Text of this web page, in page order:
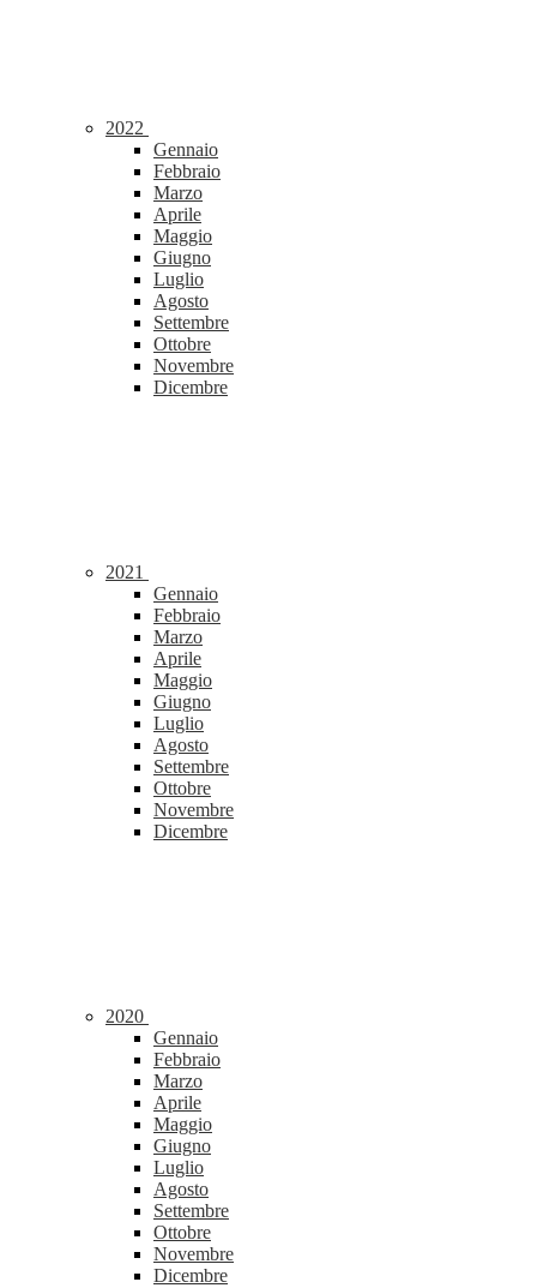
2022
Gennaio
Febbraio
Marzo
Aprile
Maggio
Giugno
Luglio
Agosto
Settembre
Ottobre
Novembre
Dicembre
2021
Gennaio
Febbraio
Marzo
Aprile
Maggio
Giugno
Luglio
Agosto
Settembre
Ottobre
Novembre
Dicembre
2020
Gennaio
Febbraio
Marzo
Aprile
Maggio
Giugno
Luglio
Agosto
Settembre
Ottobre
Novembre
Dicembre